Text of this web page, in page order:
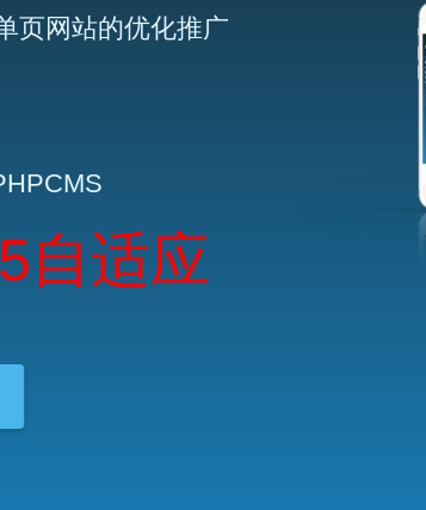
页网站的优化推广
自适应